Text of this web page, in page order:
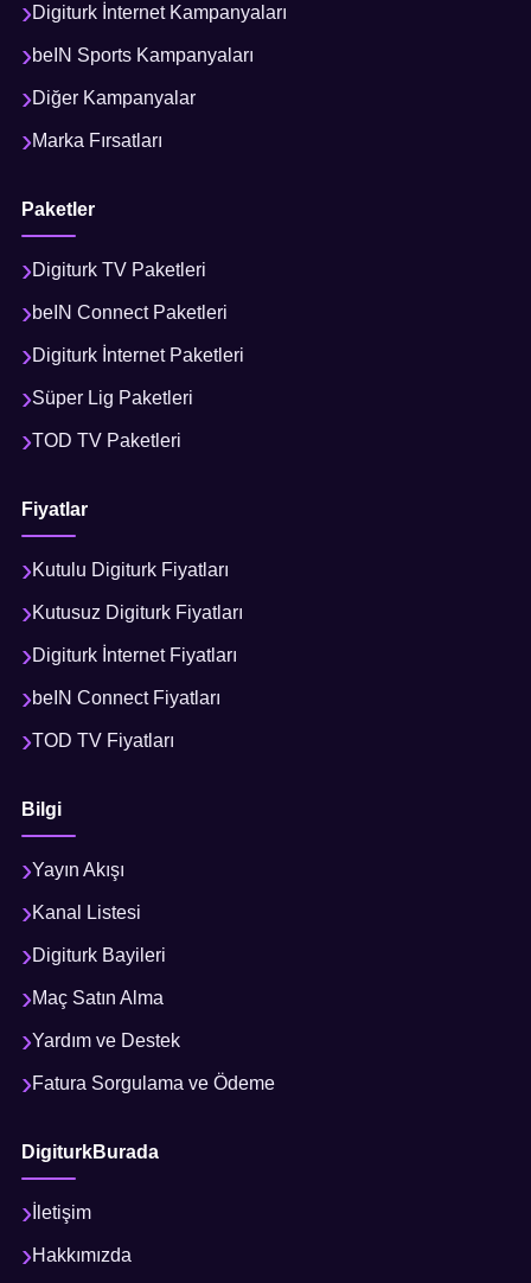
Digiturk İnternet Kampanyaları
beIN Sports Kampanyaları
Diğer Kampanyalar
Marka Fırsatları
Paketler
Digiturk TV Paketleri
beIN Connect Paketleri
Digiturk İnternet Paketleri
Süper Lig Paketleri
TOD TV Paketleri
Fiyatlar
Kutulu Digiturk Fiyatları
Kutusuz Digiturk Fiyatları
Digiturk İnternet Fiyatları
beIN Connect Fiyatları
TOD TV Fiyatları
Bilgi
Yayın Akışı
Kanal Listesi
Digiturk Bayileri
Maç Satın Alma
Yardım ve Destek
Fatura Sorgulama ve Ödeme
DigiturkBurada
İletişim
Hakkımızda